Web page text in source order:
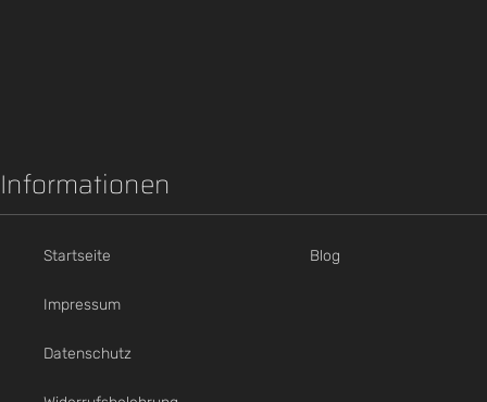
Informationen
Startseite Blog
Impressum
Datenschutz